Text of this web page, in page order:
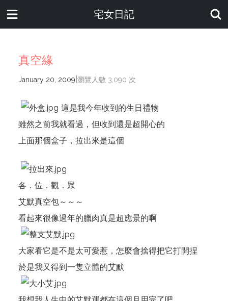
宅女日記
真空緣
January 20, 2009 瀏覽人數 3,090 次
這是我今年收到的生日禮物
雖然之前我就看過，但收到還是超開心的
上面那個盒子，拉出來是這個
各．位．觀．眾
艾默真空包～～～
看起來很像過年的臘肉真是超應景的啊
大家看它是不是太可愛惹，怎麼會捨得把它打開捏
於是我又得到一隻立體的艾默